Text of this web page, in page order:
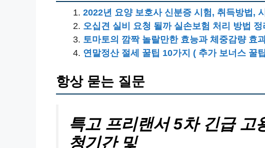
2022년 요양 보호사 신분증 시험, 취득방법,
오십견 실비 요청 될까 실손보험 처리 방법 정
토마토의 깜짝 놀랄만한 효능과 체중감량 효
연말정산 절세 꿀팁 10가지 ( 추가 보너스 꿀
항상 묻는 질문
특고 프리랜서 5차 긴급 고
청기간 및